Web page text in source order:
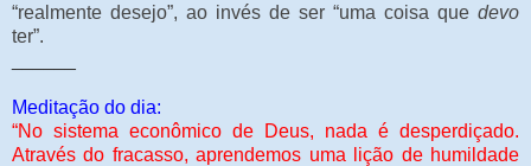
“realmente desejo”, ao invés de ser “uma coisa que devo
ter”.
Meditação do dia:
“No sistema econômico de Deus, nada é desperdiçado.
Através do fracasso, aprendemos uma lição de humildade